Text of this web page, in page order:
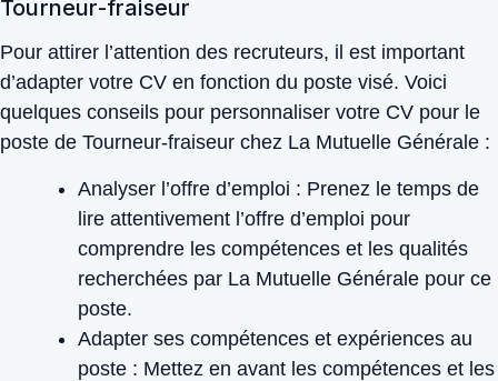
Tourneur-fraiseur
Pour attirer l’attention des recruteurs, il est important
d’adapter votre CV en fonction du poste visé. Voici
quelques conseils pour personnaliser votre CV pour le
poste de Tourneur-fraiseur chez La Mutuelle Générale :
Analyser l’offre d’emploi : Prenez le temps de
lire attentivement l’offre d’emploi pour
comprendre les compétences et les qualités
recherchées par La Mutuelle Générale pour ce
poste.
Adapter ses compétences et expériences au
poste : Mettez en avant les compétences et les